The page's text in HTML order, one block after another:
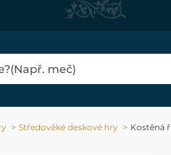
Středověké deskové hry Kostěná